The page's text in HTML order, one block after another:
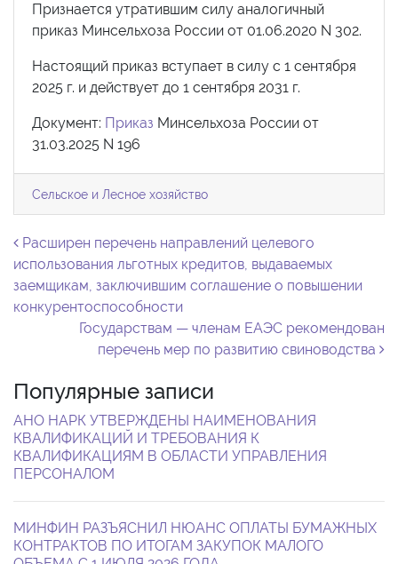
Признается утратившим силу аналогичный
приказ Минсельхоза России от 01.06.2020 N 302.
Настоящий приказ вступает в силу с 1 сентября
2025 г. и действует до 1 сентября 2031 г.
Документ: Приказ Минсельхоза России от
31.03.2025 N 196
Сельское и Лесное хозяйство
Навигация по записям
Расширен перечень направлений целевого
использования льготных кредитов, выдаваемых
заемщикам, заключившим соглашение о повышении
конкурентоспособности
Государствам — членам ЕАЭС рекомендован
перечень мер по развитию свиноводства
Популярные записи
АНО НАРК УТВЕРЖДЕНЫ НАИМЕНОВАНИЯ
КВАЛИФИКАЦИЙ И ТРЕБОВАНИЯ К
КВАЛИФИКАЦИЯМ В ОБЛАСТИ УПРАВЛЕНИЯ
ПЕРСОНАЛОМ
МИНФИН РАЗЪЯСНИЛ НЮАНС ОПЛАТЫ БУМАЖНЫХ
КОНТРАКТОВ ПО ИТОГАМ ЗАКУПОК МАЛОГО